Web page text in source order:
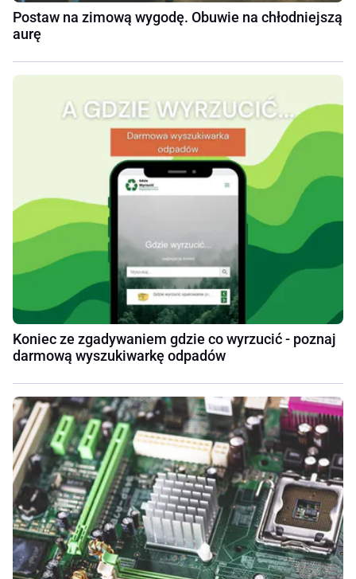
Postaw na zimową wygodę. Obuwie na chłodniejszą
aurę
Koniec ze zgadywaniem gdzie co wyrzucić - poznaj
darmową wyszukiwarkę odpadów